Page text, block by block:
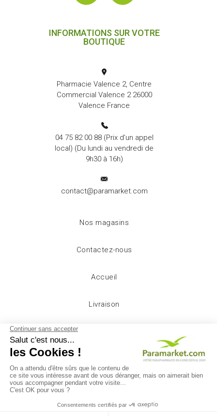
INFORMATIONS SUR VOTRE
BOUTIQUE
Pharmacie Valence 2, Centre
Commercial Valence 2 26000
Valence France
04 75 82 00 88(Prix d'un appel
local) (Du lundi au vendredi de
9h30 à 16h)
contact@paramarket.com
Nos magasins
Contactez-nous
Accueil
Livraison
Mentions légales
Conditions d'utilisation
A propos